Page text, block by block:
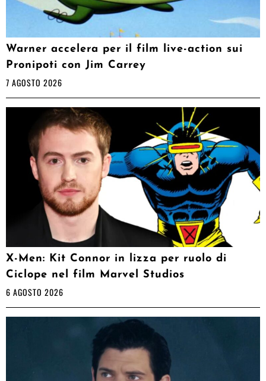
Warner accelera per il film live-action sui
Pronipoti con Jim Carrey
7 AGOSTO 2026
X-Men: Kit Connor in lizza per ruolo di
Ciclope nel film Marvel Studios
6 AGOSTO 2026